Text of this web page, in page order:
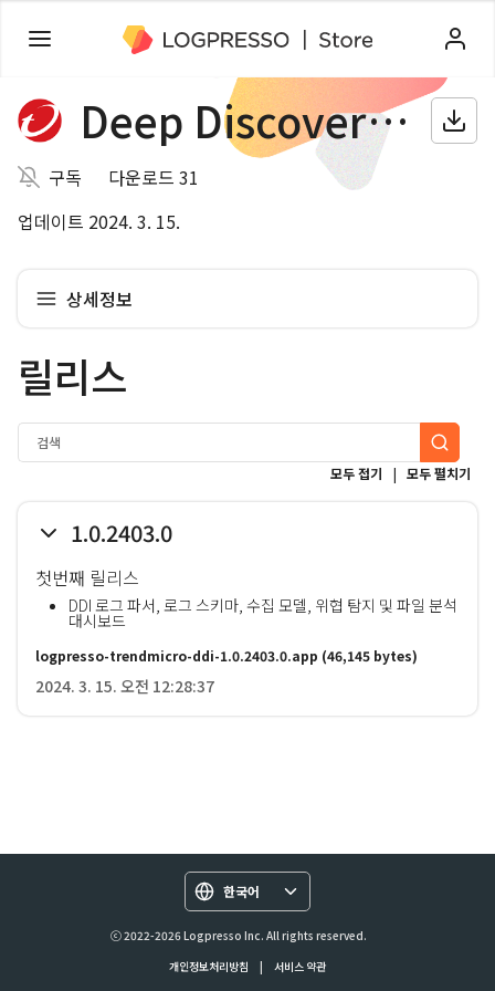
Deep Discovery Inspector
구독
다운로드 31
업데이트 2024. 3. 15.
상세정보
릴리스
모두 접기 | 모두 펼치기
1.0.2403.0
첫번째 릴리스
DDI 로그 파서, 로그 스키마, 수집 모델, 위협 탐지 및 파일 분석
대시보드
logpresso-trendmicro-ddi-1.0.2403.0.app (46,145 bytes)
2024. 3. 15. 오전 12:28:37
한국어
ⓒ 2022-2026 Logpresso Inc. All rights reserved.
개인정보처리방침
| 서비스 약관